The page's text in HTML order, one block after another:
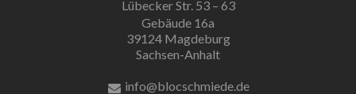
Lübecker Str. 53 – 63
Gebäude 16a
39124 Magdeburg
Sachsen-Anhalt
info@blocschmiede.de